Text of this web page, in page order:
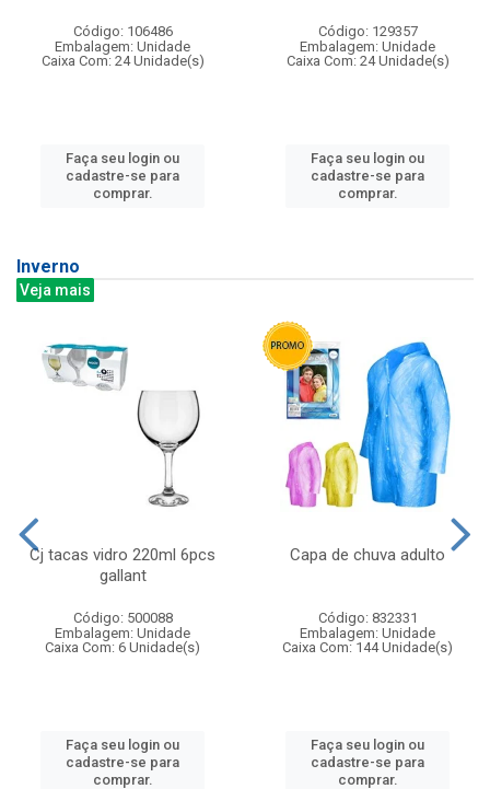
Código: 106486
Embalagem: Unidade
Caixa Com: 24 Unidade(s)
Faça seu login ou
cadastre-se para
comprar.
Código: 129357
Embalagem: Unidade
Caixa Com: 24 Unidade(s)
Faça seu login ou
cadastre-se para
comprar.
Inverno
Veja mais
Cj tacas vidro 220ml 6pcs
gallant
Código: 500088
Embalagem: Unidade
Caixa Com: 6 Unidade(s)
Faça seu login ou
cadastre-se para
comprar.
Capa de chuva adulto
Código: 832331
Embalagem: Unidade
Caixa Com: 144 Unidade(s)
Faça seu login ou
cadastre-se para
comprar.